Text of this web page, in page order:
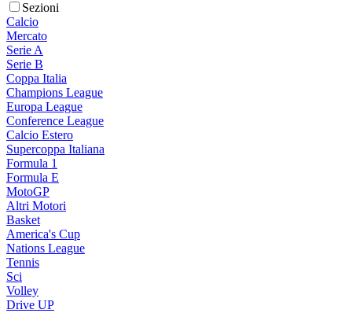
Sezioni
Calcio
Mercato
Serie A
Serie B
Coppa Italia
Champions League
Europa League
Conference League
Calcio Estero
Supercoppa Italiana
Formula 1
Formula E
MotoGP
Altri Motori
Basket
America's Cup
Nations League
Tennis
Sci
Volley
Drive UP